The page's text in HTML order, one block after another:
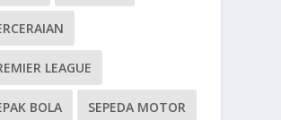
LEAGUE
BOLA SEPEDA MOTOR